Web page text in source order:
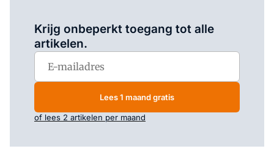
Krijg onbeperkt toegang tot alle
artikelen.
Lees 1 maand gratis
of lees 2 artikelen per maand